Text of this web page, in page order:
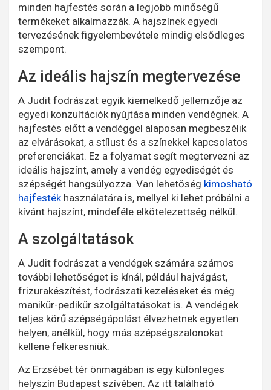
minden hajfestés során a legjobb minőségű
termékeket alkalmazzák. A hajszínek egyedi
tervezésének figyelembevétele mindig elsődleges
szempont.
Az ideális hajszín megtervezése
A Judit fodrászat egyik kiemelkedő jellemzője az
egyedi konzultációk nyújtása minden vendégnek. A
hajfestés előtt a vendéggel alaposan megbeszélik
az elvárásokat, a stílust és a színekkel kapcsolatos
preferenciákat. Ez a folyamat segít megtervezni az
ideális hajszínt, amely a vendég egyediségét és
szépségét hangsúlyozza. Van lehetőség kimosható
hajfesték használatára is, mellyel ki lehet próbálni a
kívánt hajszínt, mindeféle elkötelezettség nélkül.
A szolgáltatások
A Judit fodrászat a vendégek számára számos
további lehetőséget is kínál, például hajvágást,
frizurakészítést, fodrászati kezeléseket és még
manikűr-pedikűr szolgáltatásokat is. A vendégek
teljes körű szépségápolást élvezhetnek egyetlen
helyen, anélkül, hogy más szépségszalonokat
kellene felkeresniük.
Az Erzsébet tér önmagában is egy különleges
helyszín Budapest szívében. Az itt található